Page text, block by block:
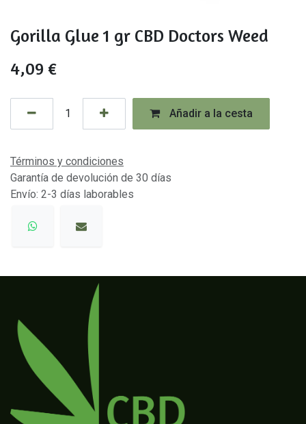
Gorilla Glue 1 gr CBD Doctors Weed
4,09 €
Añadir a la cesta
Términos y condiciones
Garantía de devolución de 30 días
Envío: 2-3 días laborables